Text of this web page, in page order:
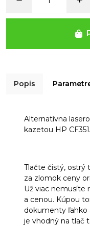
Popis
Alternatívna
kazetou HP
Tlačte čistý, ostrý
za zlomok ceny
Už viac nemusíte
a cenou. Kúpou
dokumenty ľahko
je vhodný na tlač